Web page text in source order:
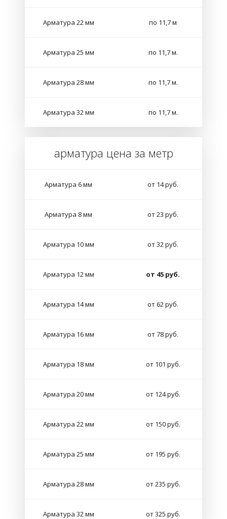
Арматура 22 мм по 11,7 м
Арматура 25 мм по 11,7 м.
Арматура 28 мм по 11,7 м.
Арматура 32 мм по 11,7 м.
арматура цена за метр
Арматура 6 мм от 14 руб.
Арматура 8 мм от 23 руб.
Арматура 10 мм от 32 руб.
Арматура 12 мм от 45 руб.
Арматура 14 мм от 62 руб.
Арматура 16 мм от 78 руб.
Арматура 18 мм от 101 руб.
Арматура 20 мм от 124 руб.
Арматура 22 мм от 150 руб.
Арматура 25 мм от 195 руб.
Арматура 28 мм от 235 руб.
Арматура 32 мм от 325 руб.